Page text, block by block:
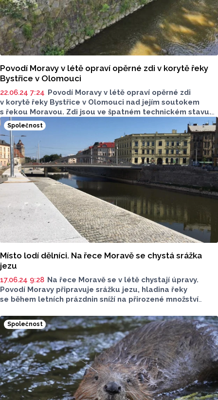
Povodí Moravy v létě opraví opěrné zdi v korytě řeky
Bystřice v Olomouci
22.06.24 7:24 Povodí Moravy v létě opraví opěrné zdi
v korytě řeky Bystřice v Olomouci nad jejím soutokem
s řekou Moravou. Zdi jsou ve špatném technickém stavu.
Rekonstrukce bude zahájena v červenci a zabere zhruba
čtyři měsíce. Povodí Moravy do opravy investuje 7,8
milionu korun. Kvůli této investiční akci bude vypuštěna
nádrž u jezu. Snížení hladiny v Bystřici využije Povodí
Moravy k opravě jezu. Sdělil to generální ředitel Povodí
Moravy Václav Gargulák.
Společnost
Místo lodí dělníci. Na řece Moravě se chystá srážka
jezu
17.06.24 9:28 Na řece Moravě se v létě chystají úpravy.
Povodí Moravy připravuje srážku jezu, hladina řeky
se během letních prázdnin sníží na přirozené množství
po řece neprojedou.
Společnost